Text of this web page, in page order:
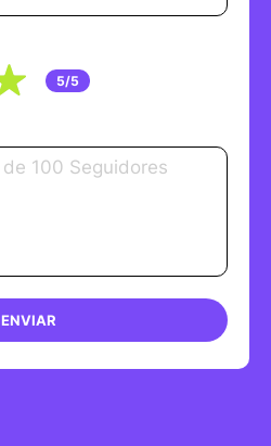
5/5
ENVIAR